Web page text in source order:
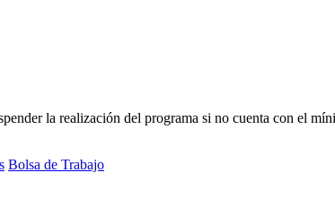
la realización del programa si no cuenta con el
Bolsa de Trabajo